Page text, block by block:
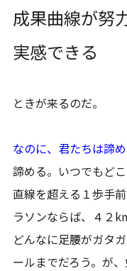
成果曲線が努
実感できる
ときが来るのだ。
なのに、君たちは諦
諦める。いつでもど
直線を超える１歩手
ラソンならば、４２
どんなに足腰がガタ
ールまでだろう。が